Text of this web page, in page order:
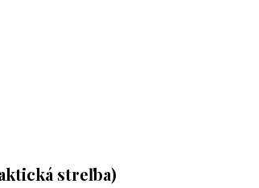
streľba)